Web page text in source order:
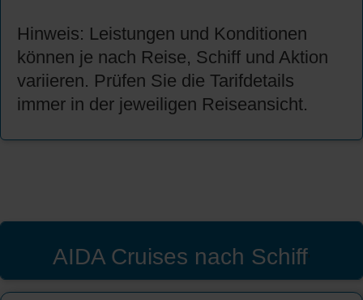
Hinweis: Leistungen und Konditionen
können je nach Reise, Schiff und Aktion
variieren. Prüfen Sie die Tarifdetails
immer in der jeweiligen Reiseansicht.
AIDA Cruises nach Schiff'